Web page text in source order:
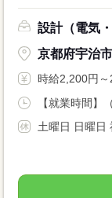
設計（電気
京都府宇治
時給2,200円
【就業時間】
土曜日 日曜日